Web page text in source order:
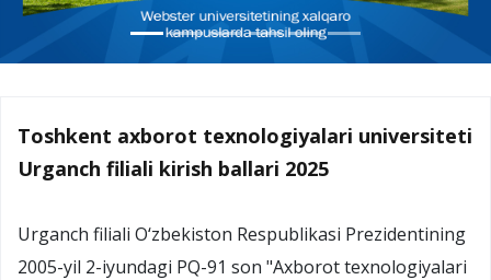
Toshkent axborot texnologiyalari universiteti
Urganch filiali kirish ballari 2025
Urganch filiali O‘zbekiston Respublikasi Prezidentining
2005-yil 2-iyundagi PQ-91 son "Axborot texnologiyalari